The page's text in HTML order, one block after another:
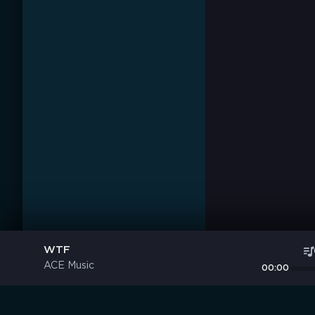
WTF
ACE Music 00:00